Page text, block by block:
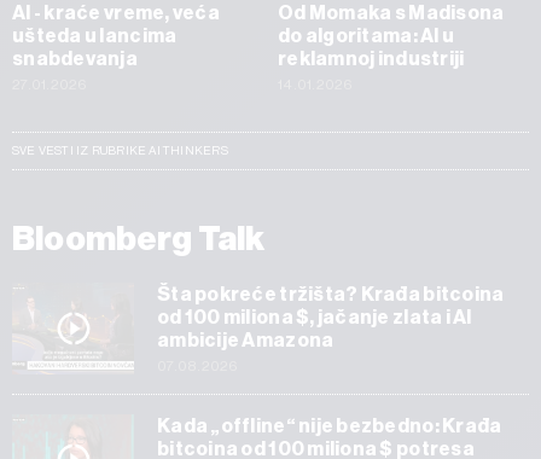
AI - kraće vreme, veća
ušteda u lancima
snabdevanja
Od Momaka s Madisona
do algoritama: AI u
reklamnoj industriji
SVE VESTI IZ RUBRIKE AI THINKERS
Bloomberg Talk
Šta pokreće tržišta? Krađa bitcoina
od 100 miliona $, jačanje zlata i AI
ambicije Amazona
Kada „offline“ nije bezbedno: Krađa
bitcoina od 100 miliona $ potresa